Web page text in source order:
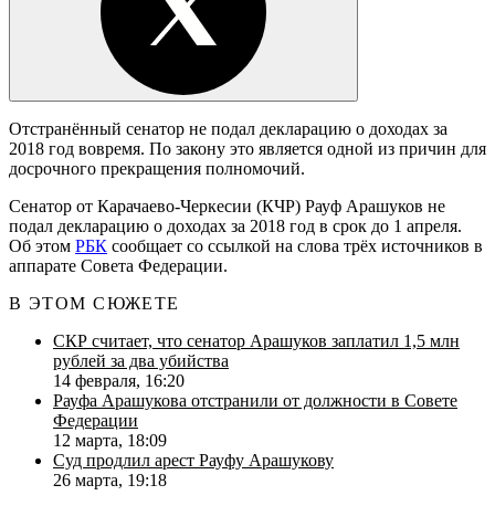
Отстранённый сенатор не подал декларацию о доходах за
2018 год вовремя. По закону это является одной из причин для
досрочного прекращения полномочий.
Сенатор от Карачаево-Черкесии (КЧР) Рауф Арашуков не
подал декларацию о доходах за 2018 год в срок до 1 апреля.
Об этом РБК сообщает со ссылкой на слова трёх источников в
аппарате Совета Федерации.
В ЭТОМ СЮЖЕТЕ
СКР считает, что сенатор Арашуков заплатил 1,5 млн
рублей за два убийства
14 февраля, 16:20
Рауфа Арашукова отстранили от должности в Совете
Федерации
12 марта, 18:09
Суд продлил арест Рауфу Арашукову
26 марта, 19:18